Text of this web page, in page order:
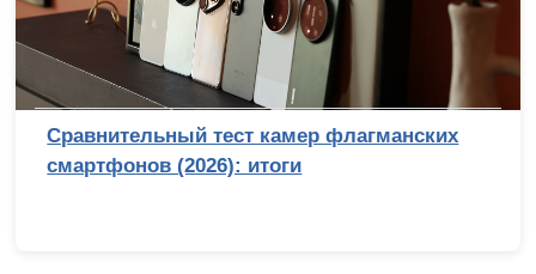
Сравнительный тест камер флагманских
смартфонов (2026): итоги